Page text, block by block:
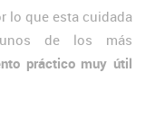
lo que esta cuidada
de los más
práctico muy útil